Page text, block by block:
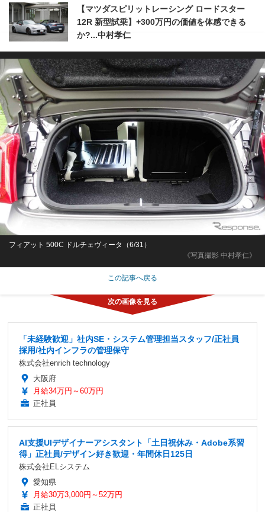
【マツダスピリットレーシング ロードスター
12R 新型試乗】+300万円の価値を体感できる
か?...中村孝仁
《写真撮影 中村孝仁》
フィアット 500C ドルチェヴィータ（6/31）
この記事へ戻る
「未経験歓迎」社内SE・システム管理担当スタッフ/正社員
採用/社内インフラの管理保守
株式会社enrich technology
大阪府
月給34万円～60万円
正社員
AI支援UIデザイナーアシスタント「土日祝休み・Adobe系習
得」正社員/デザイン好き歓迎・年間休日125日
株式会社ELシステム
愛知県
月給30万3,000円～52万円
正社員